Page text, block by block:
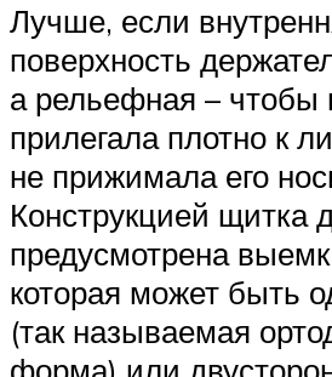
Лучше, если
поверхность
а рельефная – чтобы
прилегала плотно к
не прижимала его
Конструкцией щитка
предусмотрена
которая может быть
(так называемая